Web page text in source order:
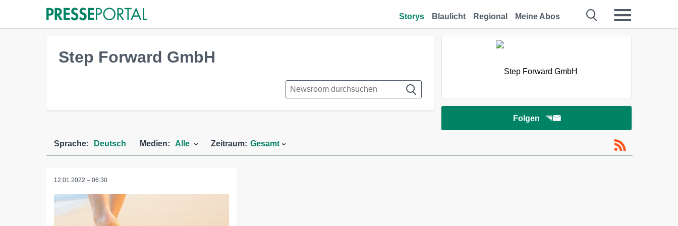
Storys Blaulicht Regional Meine Abos
Folgen
Step Forward GmbH
Sprache: Deutsch Medien: Alle Zeitraum: Gesamt
12.01.2022 – 06:30